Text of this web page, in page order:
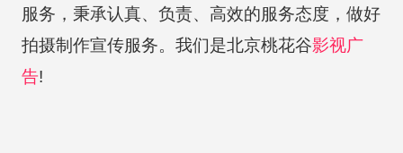
服务，秉承认真、负责、高效的服务态度，做好
拍摄制作宣传服务。我们是北京桃花谷影视广
告!